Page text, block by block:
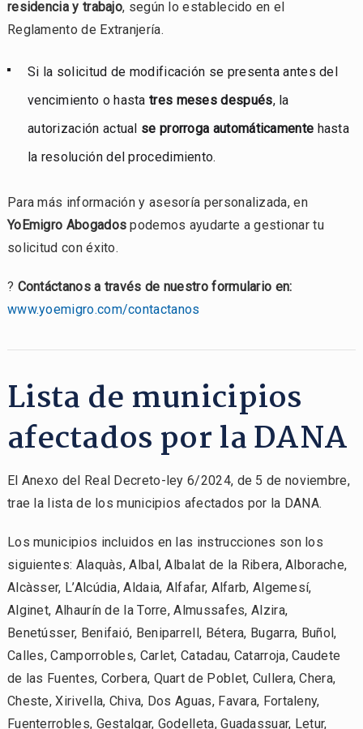
residencia y trabajo, según lo establecido en el
Reglamento de Extranjería.
Si la solicitud de modificación se presenta antes del
vencimiento o hastatres meses después, la
autorización actual se prorroga automáticamente hasta
la resolución del procedimiento.
Para más información y asesoría personalizada, en
YoEmigro Abogados podemos ayudarte a gestionar tu
solicitud con éxito.
? Contáctanos a través de nuestro formulario en:
www.yoemigro.com/contactanos
Lista de municipios
afectados por la DANA
El Anexo del Real Decreto-ley 6/2024, de 5 de noviembre,
trae la lista de los municipios afectados por la DANA.
Los municipios incluidos en las instrucciones son los
siguientes: Alaquàs, Albal, Albalat de la Ribera, Alborache,
Alcàsser, L’Alcúdia, Aldaia, Alfafar, Alfarb, Algemesí,
Alginet, Alhaurín de la Torre, Almussafes, Alzira,
Benetússer, Benifaió, Beniparrell, Bétera, Bugarra, Buñol,
Calles, Camporrobles, Carlet, Catadau, Catarroja, Caudete
de las Fuentes, Corbera, Quart de Poblet, Cullera, Chera,
Cheste, Xirivella, Chiva, Dos Aguas, Favara, Fortaleny,
Fuenterrobles, Gestalgar, Godelleta, Guadassuar, Letur,